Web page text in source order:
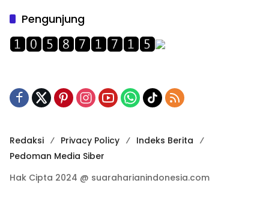
Pengunjung
Redaksi Privacy Policy
Indeks Berita
Pedoman Media Siber
Hak Cipta 2024 @ suaraharianindonesia.com